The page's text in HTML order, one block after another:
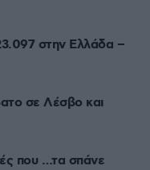
στην Ελλάδα –
σε Λέσβο και
που …τα σπάνε